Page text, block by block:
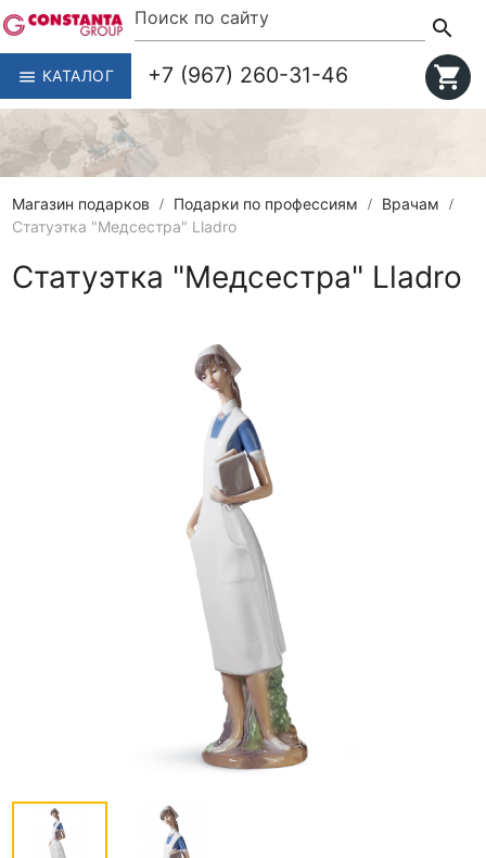
menu КАТАЛОГ
search
+7 (967) 260-31-46
shopping_cart
Магазин подарков Подарки по профессиям
Врачам
Статуэтка "Медсестра" Lladro
Статуэтка "Медсестра" Lladro